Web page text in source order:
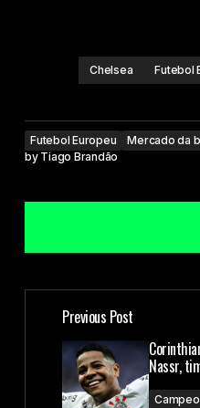
Chelsea Futebol
Futebol Europeu Mercado da
by Tiago Brandão
O seu endereço de
Comment*
Previous Post
Nassr,